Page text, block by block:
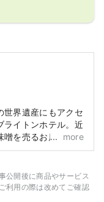
世界遺産にもアクセ
ライトンホテル。近
噌を売るお店が多
京都御所までは徒歩
都をよく知るコン
、観光や食事処、伝
more
公開後に商品やサービス
利用の際は改めてご確認